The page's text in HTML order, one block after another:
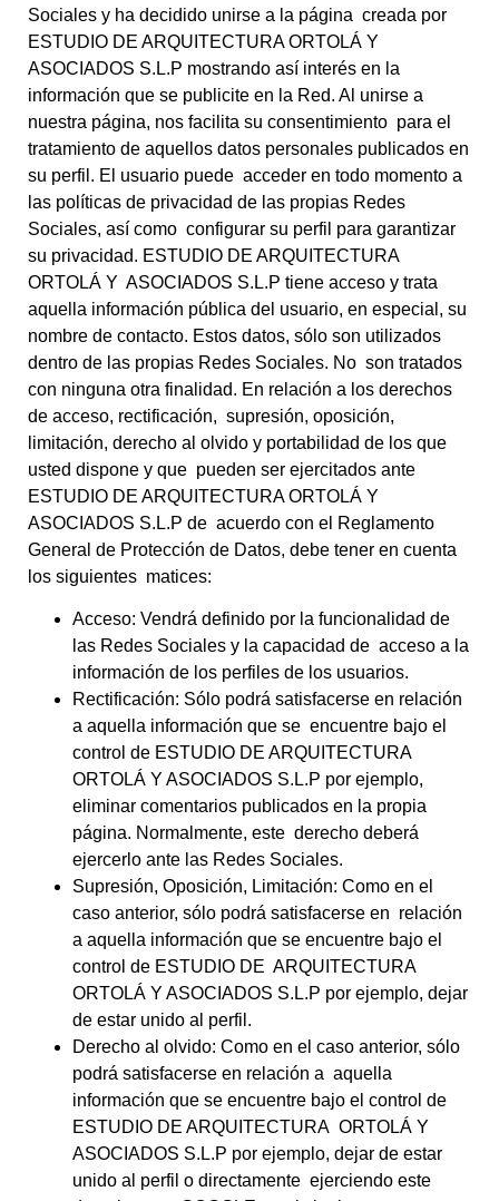
Sociales y ha decidido unirse a la página creada por
ESTUDIO DE ARQUITECTURA ORTOLÁ Y
ASOCIADOS S.L.P mostrando así interés en la
información que se publicite en la Red. Al unirse a
nuestra página, nos facilita su consentimiento para el
tratamiento de aquellos datos personales publicados en
su perfil. El usuario puede acceder en todo momento a
las políticas de privacidad de las propias Redes
Sociales, así como configurar su perfil para garantizar
su privacidad. ESTUDIO DE ARQUITECTURA
ORTOLÁ Y ASOCIADOS S.L.P tiene acceso y trata
aquella información pública del usuario, en especial, su
nombre de contacto. Estos datos, sólo son utilizados
dentro de las propias Redes Sociales. No son tratados
con ninguna otra finalidad. En relación a los derechos
de acceso, rectificación, supresión, oposición,
limitación, derecho al olvido y portabilidad de los que
usted dispone y que pueden ser ejercitados ante
ESTUDIO DE ARQUITECTURA ORTOLÁ Y
ASOCIADOS S.L.P de acuerdo con el Reglamento
General de Protección de Datos, debe tener en cuenta
los siguientes matices:
Acceso: Vendrá definido por la funcionalidad de
las Redes Sociales y la capacidad de acceso a la
información de los perfiles de los usuarios.
Rectificación: Sólo podrá satisfacerse en relación
a aquella información que se encuentre bajo el
control de ESTUDIO DE ARQUITECTURA
ORTOLÁ Y ASOCIADOS S.L.P por ejemplo,
eliminar comentarios publicados en la propia
página. Normalmente, este derecho deberá
ejercerlo ante las Redes Sociales.
Supresión, Oposición, Limitación: Como en el
caso anterior, sólo podrá satisfacerse en relación
a aquella información que se encuentre bajo el
control de ESTUDIO DE ARQUITECTURA
ORTOLÁ Y ASOCIADOS S.L.P por ejemplo, dejar
de estar unido al perfil.
Derecho al olvido: Como en el caso anterior, sólo
podrá satisfacerse en relación a aquella
información que se encuentre bajo el control de
ESTUDIO DE ARQUITECTURA ORTOLÁ Y
ASOCIADOS S.L.P por ejemplo, dejar de estar
unido al perfil o directamente ejerciendo este